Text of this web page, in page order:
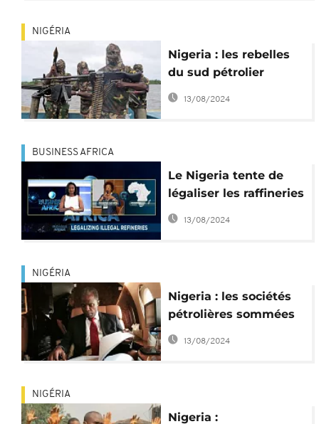
NIGÉRIA
Nigeria : les rebelles
du sud pétrolier
appelés à donner une
chance à la paix
13/08/2024
BUSINESS AFRICA
Le Nigeria tente de
légaliser les raffineries
de pétrole dans le
Delta du Niger
13/08/2024
NIGÉRIA
Nigeria : les sociétés
pétrolières sommées
de transférer leur
siège dans le Delta du
13/08/2024
NIGÉRIA
Nigeria :